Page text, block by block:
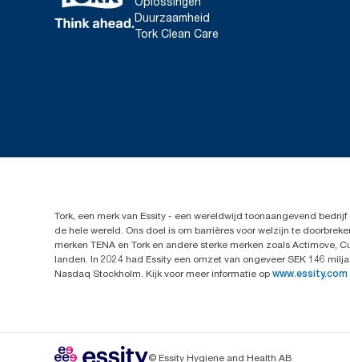
Duurzaamheid
Tork Clean Care
Tork, een merk van Essity - een wereldwijd toonaangevend
de hele wereld. Ons doel is om barrières voor welzijn te
merken TENA en Tork en andere sterke merken zoals Actimove,
landen. In 2024 had Essity een omzet van ongeveer SEK 146
Nasdaq Stockholm. Kijk voor meer informatie op www.essity.com
© Essity Hygiene and Health AB